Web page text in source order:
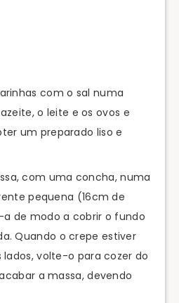
com o sal numa
o leite e os ovos e
um preparado liso e
com uma concha, numa
pequena (16cm de
de modo a cobrir o fundo
Quando o crepe estiver
volte-o para cozer do
a massa, devendo